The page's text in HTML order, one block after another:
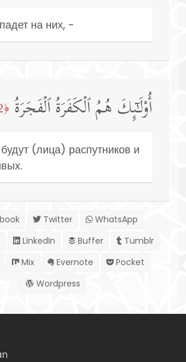
на них, -
أُو۟لَـٰۤىِٕكَ هُمُ ٱلۡكَفَرَةُ ٱلۡفَجَرَةُ ﴿42﴾
(лица) распутников и
Twitter
WhatsApp
LinkedIn Buffer
Tumblr
Mix Evernote
Pocket
Wordpress